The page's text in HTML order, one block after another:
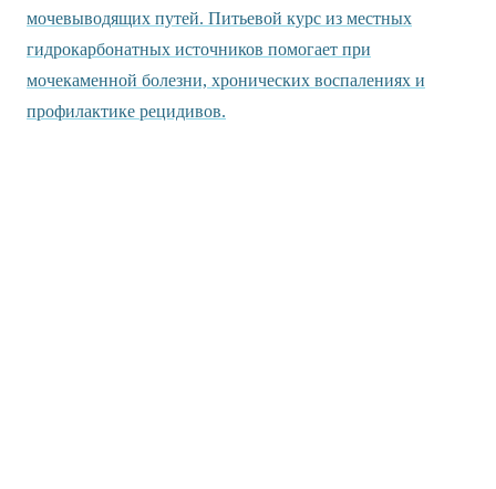
мочевыводящих путей. Питьевой курс из местных
гидрокарбонатных источников помогает при
мочекаменной болезни, хронических воспалениях и
профилактике рецидивов.